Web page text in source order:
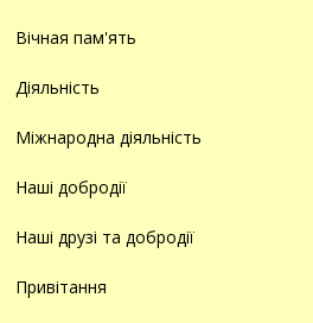
Вічная пам'ять
Діяльність
Міжнародна діяльність
Наші добродії
Наші друзі та добродії
Привітання